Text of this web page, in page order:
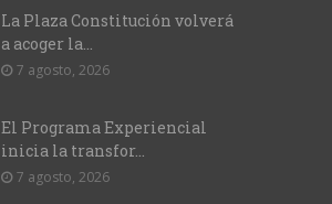
La Plaza Constitución volverá
a acoger la...
7 agosto, 2026
El Programa Experiencial
inicia la transfor...
7 agosto, 2026